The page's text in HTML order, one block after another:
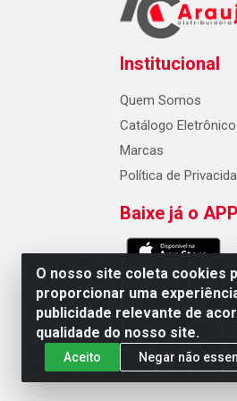
O nosso site coleta cookies
proporcionar uma
publicidade relevante de
qualidade do nosso site.
Aceito Negar não
Institucional
Quem Somos
Catálogo Eletrônico
Marcas
Política de
Baixe já o